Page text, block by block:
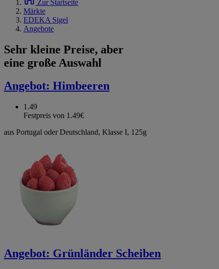
Zur Startseite
Märkte
EDEKA Sigel
Angebote
Sehr kleine Preise, aber
eine große Auswahl
Angebot: Himbeeren
1.49
Festpreis von 1.49€
aus Portugal oder Deutschland, Klasse I, 125g
Angebot: Grünländer Scheiben